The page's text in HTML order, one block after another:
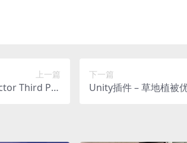
上一篇
Third Per
下一篇
Unity插件 – 草地植被